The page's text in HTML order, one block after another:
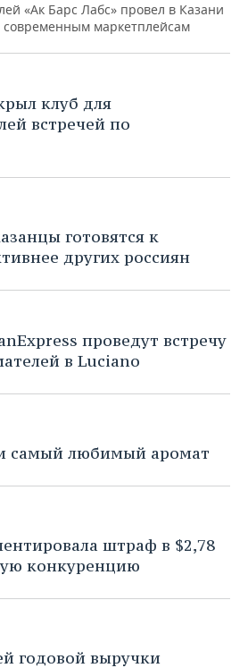
«Ак Барс Лабс» провел в Казани
маркетплейсам
клуб для
встречей по
готовятся к
других россиян
проведут встречу
в Luciano
самый любимый аромат
штраф в $2,78
конкуренцию
годовой выручки